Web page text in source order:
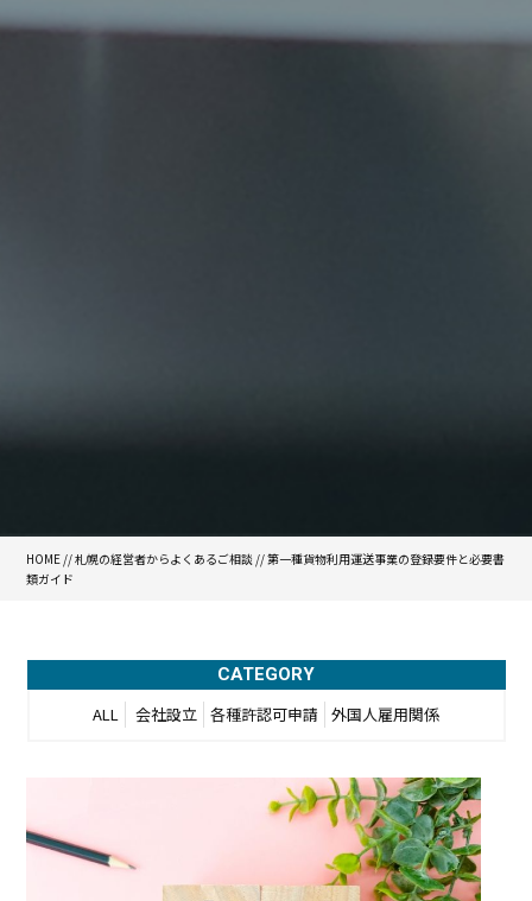
HOME //札幌の経営者からよくあるご相談 //第一種貨物利用運送事業の登録要件と必要書
類ガイド
CATEGORY
ALL 会社設立 各種許認可申請 外国人雇用関係